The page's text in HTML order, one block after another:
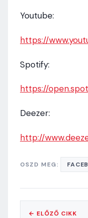
Youtube:
https://
Spotify:
https://
Deezer:
http://
OSZD MEG:
← ELŐZŐ CIKK